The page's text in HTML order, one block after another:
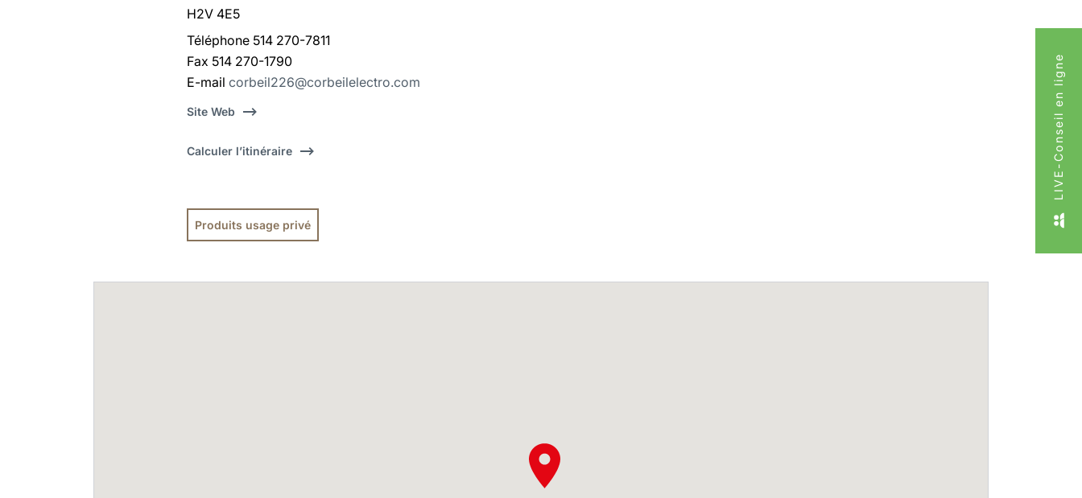
H2V 4E5
Téléphone 514 270-7811
Fax 514 270-1790
E-mailcorbeil226@corbeilelectro.com
Site Web
Calculer l’itinéraire
Produits usage privé
LIVE-Conseil en ligne